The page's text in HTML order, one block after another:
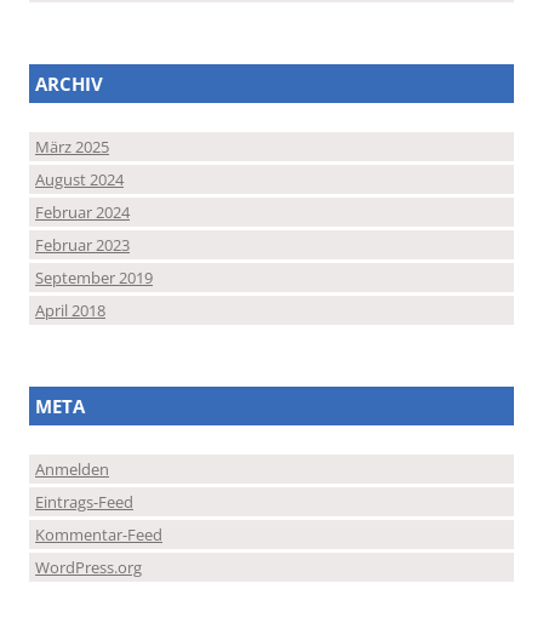
ARCHIV
März 2025
August 2024
Februar 2024
Februar 2023
September 2019
April 2018
META
Anmelden
Eintrags-Feed
Kommentar-Feed
WordPress.org